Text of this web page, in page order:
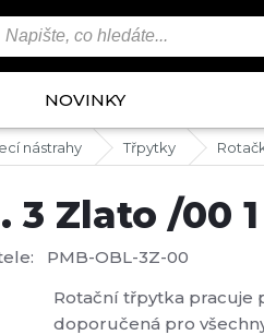
NOVINKY
nástrahy Třpytky
Zlato /00 1
PMB-OBL-3Z-00
Rotační třpytka pracuje
doporučená pro